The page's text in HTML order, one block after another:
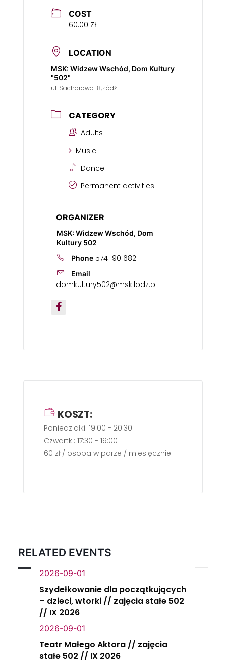
COST
60.00 ZŁ
LOCATION
MSK: Widzew Wschód, Dom Kultury
"502"
ul. Sacharowa 18, Łódź
CATEGORY
Adults
Music
Dance
Permanent activities
ORGANIZER
MSK: Widzew Wschód, Dom
Kultury 502
Phone 574 190 682
Email
domkultury502@msk.lodz.pl
KOSZT:
Poniedziałki: 19:00 - 20:30
Czwartki: 17:30 - 19:00
60 zł / osoba w parze / miesięcznie
RELATED EVENTS
2026-09-01
Szydełkowanie dla początkujących
– dzieci, wtorki // zajęcia stałe 502
// IX 2026
2026-09-01
Teatr Małego Aktora // zajęcia
stałe 502 // IX 2026